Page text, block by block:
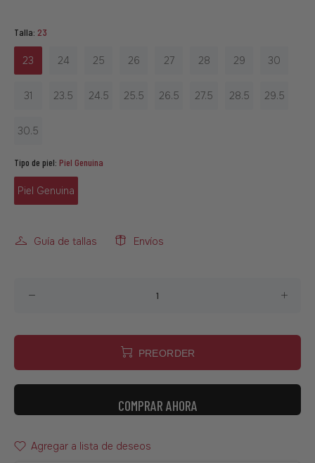
Talla: 23
23 24 25 26 27 28 29 30
31 23.5 24.5 25.5 26.5 27.5 28.5 29.5
30.5
Tipo de piel: Piel Genuina
Piel Genuina
Guía de tallas Envíos
PREORDER
COMPRAR AHORA
Agregar a lista de deseos